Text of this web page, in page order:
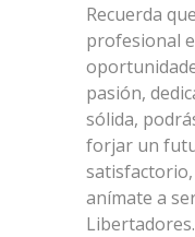
Recuerda
profesional
pasión,
sólida,
forjar un
anímate a
Libertadores.